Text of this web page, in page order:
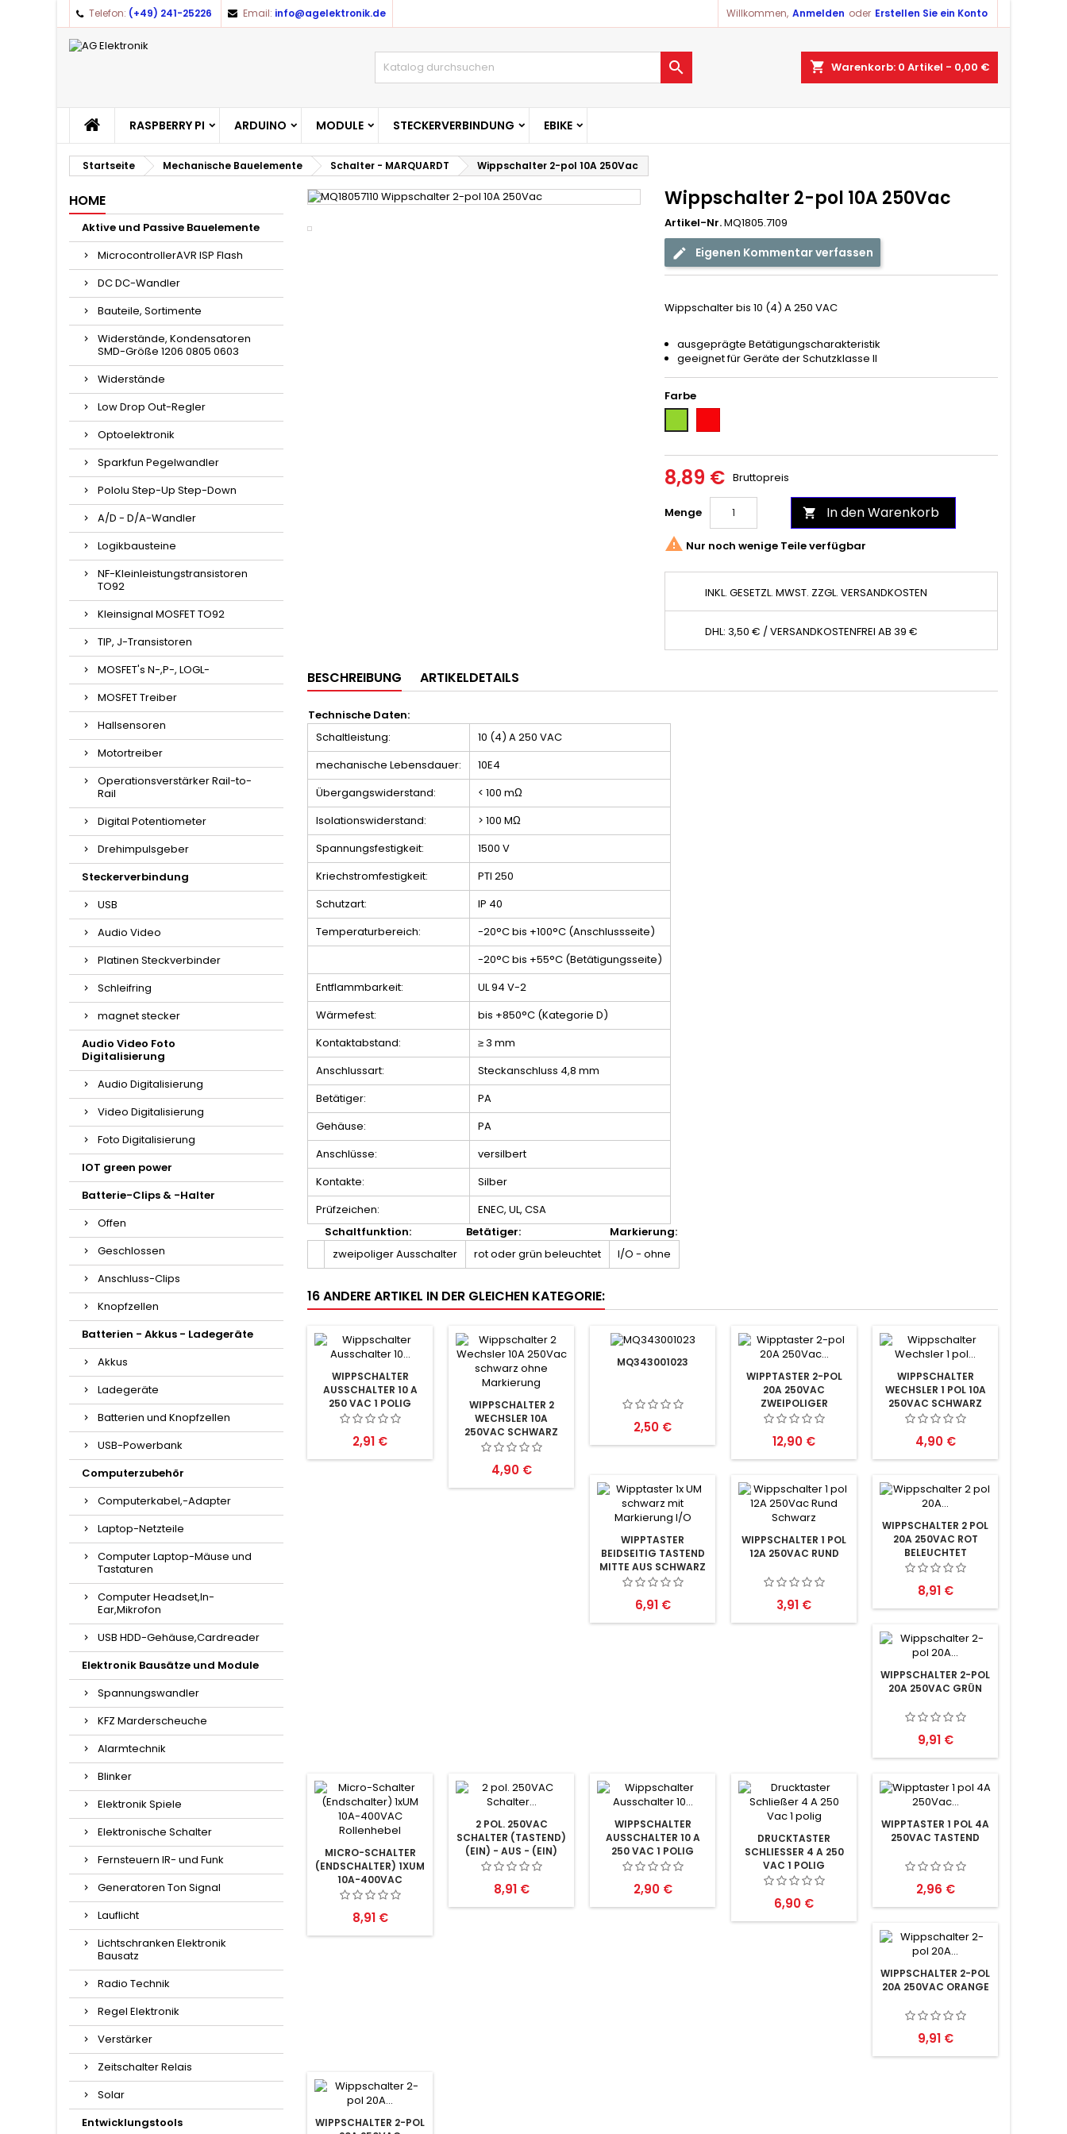
Telefon: (+49) 241-25226 Email: info@agelektronik.de Willkommen, Anmelden oder Erstellen Sie ein Konto
shopping_cart Warenkorb: 0 Artikel - 0,00 €

RASPBERRY PI ARDUINO MODULE STECKERVERBINDUNG EBIKE
Startseite Mechanische Bauelemente Schalter - MARQUARDT Wippschalter 2-pol 10A 250Vac
HOME
Aktive und Passive Bauelemente
MicrocontrollerAVR ISP Flash
DC DC-Wandler
Bauteile, Sortimente
Widerstände, Kondensatoren
SMD-Größe 1206 0805 0603
Widerstände
Low Drop Out-Regler
Optoelektronik
Sparkfun Pegelwandler
Pololu Step-Up Step-Down
A/D - D/A-Wandler
Logikbausteine
NF-Kleinleistungstransistoren
TO92
Kleinsignal MOSFET TO92
TIP, J-Transistoren
MOSFET's N-,P-, LOGL-
MOSFET Treiber
Hallsensoren
Motortreiber
Operationsverstärker Rail-to-
Rail
Digital Potentiometer
Drehimpulsgeber
Steckerverbindung
USB
Audio Video
Platinen Steckverbinder
Schleifring
magnet stecker
Audio Video Foto
Digitalisierung
Audio Digitalisierung
Video Digitalisierung
Foto Digitalisierung
IOT green power
Batterie-Clips & -Halter
Offen
Geschlossen
Anschluss-Clips
Knopfzellen
Batterien - Akkus - Ladegeräte
Akkus
Ladegeräte
Batterien und Knopfzellen
USB-Powerbank
Computerzubehör
Computerkabel,-Adapter
Laptop-Netzteile
Computer Laptop-Mäuse und
Tastaturen
Computer Headset,In-
Ear,Mikrofon
USB HDD-Gehäuse,Cardreader
Elektronik Bausätze und Module
Spannungswandler
KFZ Marderscheuche
Alarmtechnik
Blinker
Elektronik Spiele
Elektronische Schalter
Fernsteuern IR- und Funk
Generatoren Ton Signal
Lauflicht
Lichtschranken Elektronik
Bausatz
Radio Technik
Regel Elektronik
Verstärker
Zeitschalter Relais
Solar
Entwicklungstools
Wippschalter 2-pol 10A 250Vac
Artikel-Nr.MQ1805.7109
Eigenen Kommentar verfassen
Wippschalter bis 10 (4) A 250 VAC
ausgeprägte Betätigungscharakteristik
geeignet für Geräte der Schutzklasse II
Farbe
8,89 € Bruttopreis
Menge  In den Warenkorb
 Nur noch wenige Teile verfügbar
INKL. GESETZL. MWST. ZZGL. VERSANDKOSTEN
DHL: 3,50 € / VERSANDKOSTENFREI AB 39 €
BESCHREIBUNG ARTIKELDETAILS
Technische Daten:
Schaltleistung:
10 (4) A 250 VAC
mechanische Lebensdauer:
10E4
Übergangswiderstand:
< 100 mΩ
Isolationswiderstand:
> 100 MΩ
Spannungsfestigkeit:
1500 V
Kriechstromfestigkeit:
PTI 250
Schutzart:
IP 40
Temperaturbereich:
-20°C bis +100°C (Anschlussseite)
-20°C bis +55°C (Betätigungsseite)
Entflammbarkeit:
UL 94 V-2
Wärmefest:
bis +850°C (Kategorie D)
Kontaktabstand:
≥ 3 mm
Anschlussart:
Steckanschluss 4,8 mm
Betätiger:
PA
Gehäuse:
PA
Anschlüsse:
versilbert
Kontakte:
Silber
Prüfzeichen:
ENEC, UL, CSA
Schaltfunktion:
Betätiger:
Markierung:
zweipoliger Ausschalter
rot oder grün beleuchtet I/O - ohne
16 ANDERE ARTIKEL IN DER GLEICHEN KATEGORIE:
WIPPSCHALTER
AUSSCHALTER 10 A
250 VAC 1 POLIG
OHNE MARKIERUNG
Preis
2,91 €
WIPPSCHALTER 2
WECHSLER 10A
250VAC SCHWARZ
OHNE MARKIERUNG
Preis
4,90 €
MQ343001023
Preis
2,50 €
WIPPTASTER 2-POL
20A 250VAC
ZWEIPOLIGER
UMSCHALTER (EIN)-
Preis
12,90 €
WIPPSCHALTER
WECHSLER 1 POL 10A
250VAC SCHWARZ
Preis
4,90 €
WIPPTASTER
BEIDSEITIG TASTEND
MITTE AUS SCHWARZ
OHNE MARKIERUNG
Preis
6,91 €
WIPPSCHALTER 1 POL
12A 250VAC RUND
Preis
3,91 €
WIPPSCHALTER 2 POL
20A 250VAC ROT
BELEUCHTET
Preis
8,91 €
WIPPSCHALTER 2-POL
20A 250VAC GRÜN
Preis
9,91 €
MICRO-SCHALTER
(ENDSCHALTER) 1XUM
10A-400VAC
ROLLENHEBEL
Preis
8,91 €
2 POL. 250VAC
SCHALTER (TASTEND)
(EIN) - AUS - (EIN)
IP40
Preis
8,91 €
WIPPSCHALTER
AUSSCHALTER 10 A
250 VAC 1 POLIG
WEISS OHNE M
Preis
2,90 €
DRUCKTASTER
SCHLIESSER 4 A 250 V
AC 1 POLIG
Preis
6,90 €
WIPPTASTER 1 POL 4A
250VAC TASTEND
Preis
2,96 €
WIPPSCHALTER 2-POL
20A 250VAC ORANGE
Preis
9,91 €
WIPPSCHALTER 2-POL